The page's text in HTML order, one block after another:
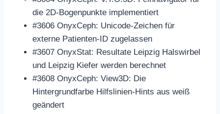
die 2D-Bogenpunkte implementiert
#3606 OnyxCeph: Unicode-Zeichen für
externe Patienten-ID zugelassen
#3607 OnyxStat: Resultate Leipzig Halswirbel
und Leipzig Kiefer werden berechnet
#3608 OnyxCeph: View3D: Die
Hintergrundfarbe Hilfslinien-Hints aus weiß
geändert